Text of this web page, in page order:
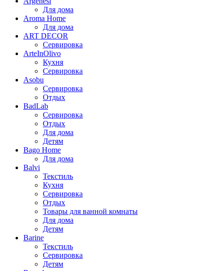
Для дома
Aroma Home
Для дома
ART DECOR
Сервировка
ArteInOlivo
Кухня
Сервировка
Asobu
Сервировка
Отдых
BadLab
Сервировка
Отдых
Для дома
Детям
Bago Home
Для дома
Balvi
Текстиль
Кухня
Сервировка
Отдых
Товары для ванной комнаты
Для дома
Детям
Barine
Текстиль
Сервировка
Детям